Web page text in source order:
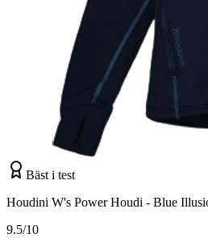
Bäst i test
Houdini W's Power Houdi - Blue
9.5/10